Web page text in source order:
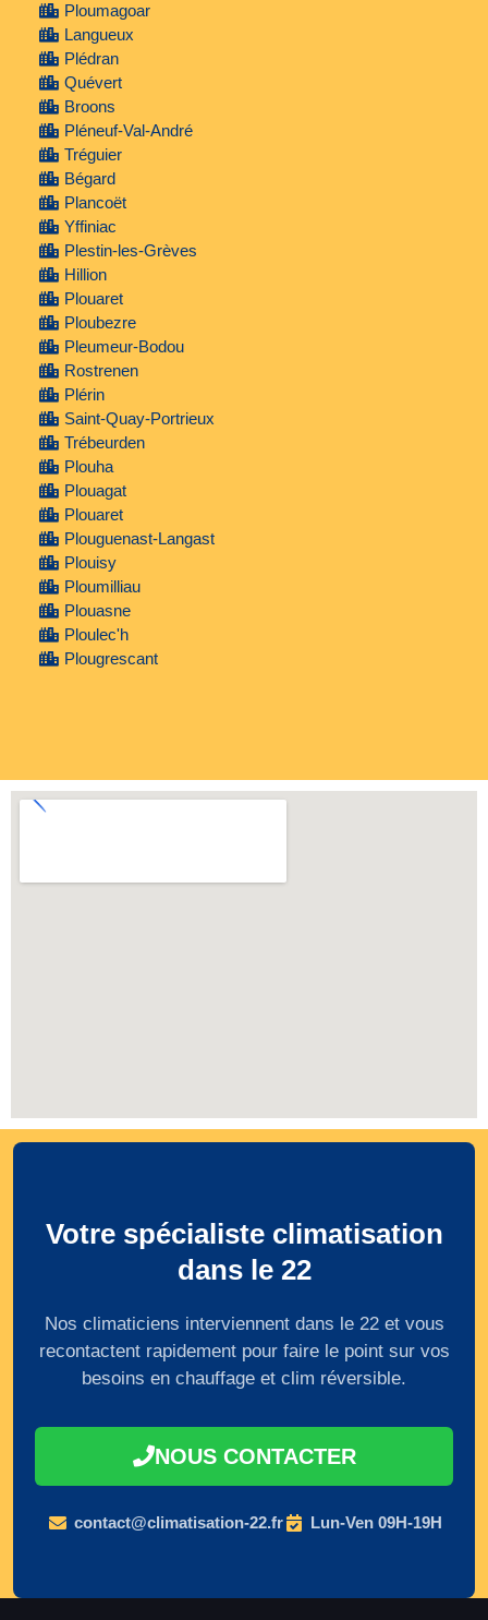
Ploumagoar
Langueux
Plédran
Quévert
Broons
Pléneuf-Val-André
Tréguier
Bégard
Plancoët
Yffiniac
Plestin-les-Grèves
Hillion
Plouaret
Ploubezre
Pleumeur-Bodou
Rostrenen
Plérin
Saint-Quay-Portrieux
Trébeurden
Plouha
Plouagat
Plouaret
Plouguenast-Langast
Plouisy
Ploumilliau
Plouasne
Ploulec'h
Plougrescant
Votre spécialiste climatisation
dans le 22
Nos climaticiens interviennent dans le 22 et vous
recontactent rapidement pour faire le point sur vos
besoins en chauffage et clim réversible.
NOUS CONTACTER
contact@climatisation-22.fr Lun-Ven 09H-19H